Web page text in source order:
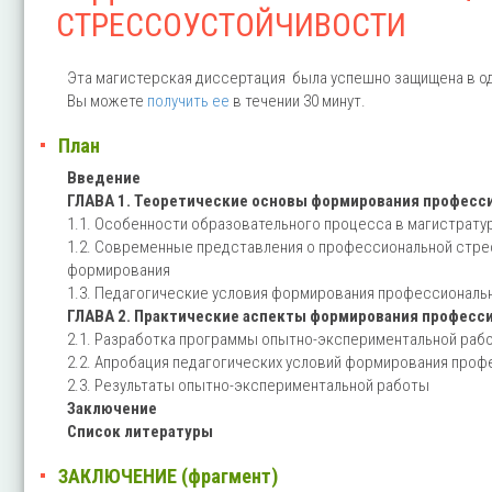
СТРЕССОУСТОЙЧИВОСТИ
Эта магистерская диссертация была успешно защищена в
Вы можете получить ее в течении 30 минут.
План
Введение
ГЛАВА 1. Теоретические основы формирования
1.1. Особенности образовательного процесса в
1.2. Современные представления о профессиональной
формирования
1.3. Педагогические условия формирования
ГЛАВА 2. Практические аспекты формирования
2.1. Разработка программы опытно-экспериментальной
2.2. Апробация педагогических условий формирования
2.3. Результаты опытно-экспериментальной работы
Заключение
Список литературы
ЗАКЛЮЧЕНИЕ (фрагмент)